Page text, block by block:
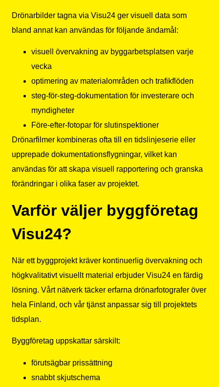
Drönarbilder tagna via Visu24 ger visuell data som
bland annat kan användas för följande ändamål:
visuell övervakning av byggarbetsplatsen varje
vecka
optimering av materialområden och trafikflöden
steg-för-steg-dokumentation för investerare och
myndigheter
Före-efter-fotopar för slutinspektioner
Drönarfilmer kombineras ofta till en tidslinjeserie eller
upprepade dokumentationsflygningar, vilket kan
användas för att skapa visuell rapportering och granska
förändringar i olika faser av projektet.
Varför väljer byggföretag
Visu24?
När ett byggprojekt kräver kontinuerlig övervakning och
högkvalitativt visuellt material erbjuder Visu24 en färdig
lösning. Vårt nätverk täcker erfarna drönarfotografer över
hela Finland, och vår tjänst anpassar sig till projektets
tidsplan.
Byggföretag uppskattar särskilt:
förutsägbar prissättning
snabbt skjutschema